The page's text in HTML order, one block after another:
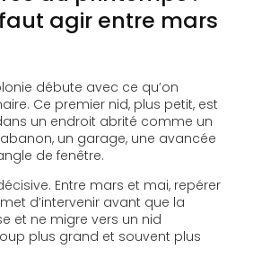
agir entre mars
débute avec ce qu’on
Ce premier nid, plus petit, est
un endroit abrité comme un
un garage, une avancée
de fenêtre.
Entre mars et mai, repérer
d’intervenir avant que la
et ne migre vers un nid
plus grand et souvent plus